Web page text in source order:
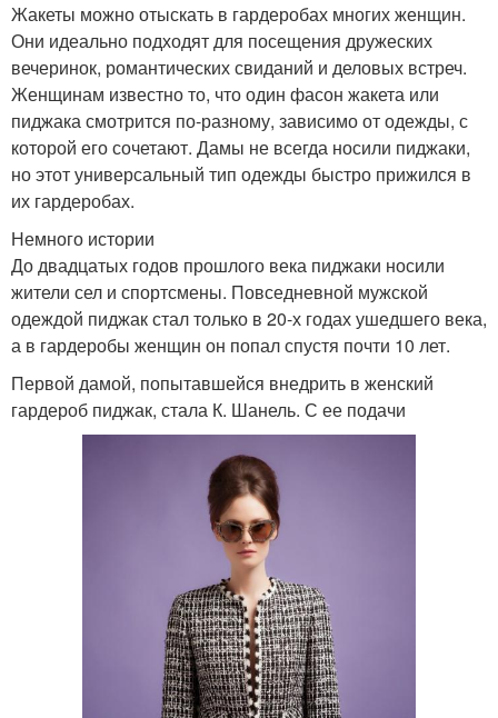
Жакеты можно отыскать в гардеробах многих женщин.
Они идеально подходят для посещения дружеских
вечеринок, романтических свиданий и деловых встреч.
Женщинам известно то, что один фасон жакета или
пиджака смотрится по-разному, зависимо от одежды, с
которой его сочетают. Дамы не всегда носили пиджаки,
но этот универсальный тип одежды быстро прижился в
их гардеробах.
Немного истории
До двадцатых годов прошлого века пиджаки носили
жители сел и спортсмены. Повседневной мужской
одеждой пиджак стал только в 20-х годах ушедшего века,
а в гардеробы женщин он попал спустя почти 10 лет.
Первой дамой, попытавшейся внедрить в женский
гардероб пиджак, стала К. Шанель. С ее подачи